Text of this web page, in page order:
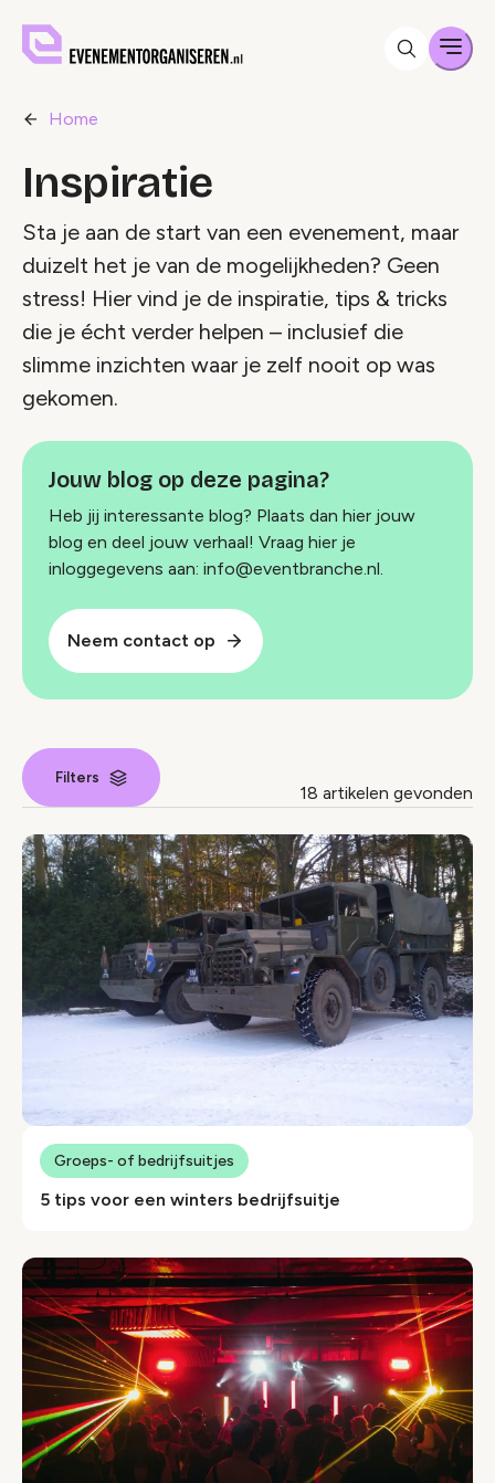
Home
Inspiratie
Sta je aan de start van een evenement, maar
duizelt het je van de mogelijkheden? Geen
stress! Hier vind je de inspiratie, tips & tricks
die je écht verder helpen – inclusief die
slimme inzichten waar je zelf nooit op was
gekomen.
Jouw blog op deze pagina?
Heb jij interessante blog? Plaats dan hier jouw
blog en deel jouw verhaal! Vraag hier je
inloggegevens aan: info@eventbranche.nl.
Neem contact op
Filters
18 artikelen gevonden
Nieuws index
5 tips voor een winters bedrijfsuitje
Groeps- of bedrijfsuitjes